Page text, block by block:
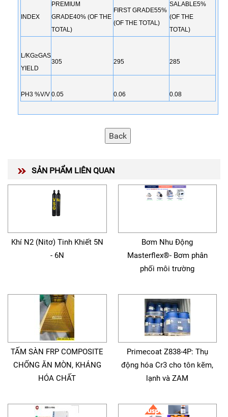
INDEX
PREMIUM
GRADE40% (OF THE
TOTAL)
FIRST GRADE55%
(OF THE TOTAL)
SALABLE5%
(OF THE
TOTAL)
L/KG≥GAS
YIELD
305 295 285
PH3 %V/V 0.05 0.06 0.08
SẢN PHẨM LIÊN QUAN
Khí N2 (Nitơ) Tinh Khiết 5N
- 6N
Bơm Nhu Động
Masterflex®- Bơm phân
phối môi trường
TẤM SÀN FRP COMPOSITE
CHỐNG ĂN MÒN, KHÁNG
HÓA CHẤT
Primecoat Z838-4P: Thụ
động hóa Cr3 cho tôn kẽm,
lạnh và ZAM